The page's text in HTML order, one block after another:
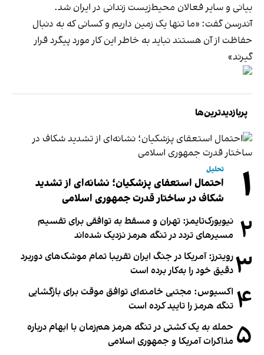
بیانی و سایر فعالان محیط‌زیست زندانی در ایران شد.
آندرسن گفت: «ما تنها یک زمین داریم و کسانی که به دنبال
حفاظت از آن هستند نباید به خاطر این کار مورد پیگرد قرار
گیرند»
پربازدیدترین‌ها
۱ تحلیل
احتمال استعفای پزشکیان؛ نشانه‌ای از تشدید
شکاف در ساختار قدرت جمهوری اسلامی
۲ نیویورک‌تایمز: تهران و مسقط به توافقی برای تقسیم
مسیرهای تردد در تنگه هرمز نزدیک شده‌اند
۳رویترز: آمریکا در جنگ ایران تقریبا تمام موشک‌های دوربرد
دقیق خود را به‌کار برده است
۴ اکسیوس: مجتبی خامنه‌ای توافق موقت برای بازگشایی
تنگه هرمز را تایید کرده است
۵ حمله به یک کشتی در تنگه هرمز هم‌زمان با ابهام درباره
مذاکرات آمریکا و جمهوری اسلامی